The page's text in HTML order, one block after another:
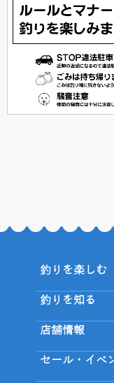
釣りを楽しむ
釣りを知る
店舗情報
セール・イベ